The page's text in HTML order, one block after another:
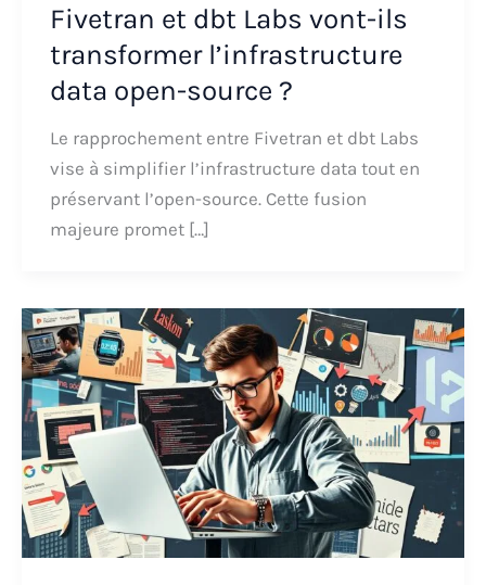
Fivetran et dbt Labs vont-ils
transformer l’infrastructure
data open-source ?
Le rapprochement entre Fivetran et dbt Labs
vise à simplifier l’infrastructure data tout en
préservant l’open-source. Cette fusion
majeure promet […]